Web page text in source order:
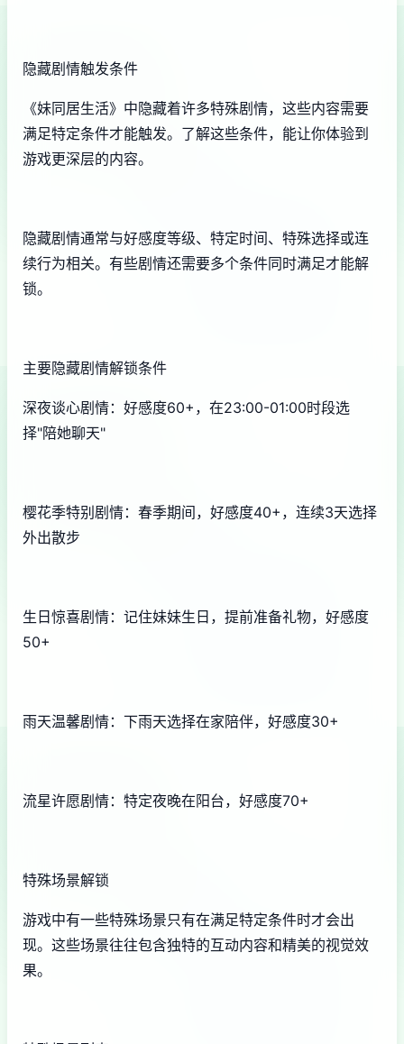
隐藏剧情触发条件
《妹同居生活》中隐藏着许多特殊剧情，这些内容需要
满足特定条件才能触发。了解这些条件，能让你体验到
游戏更深层的内容。
隐藏剧情通常与好感度等级、特定时间、特殊选择或连
续行为相关。有些剧情还需要多个条件同时满足才能解
锁。
主要隐藏剧情解锁条件
深夜谈心剧情：好感度60+，在23:00-01:00时段选
择"陪她聊天"
樱花季特别剧情：春季期间，好感度40+，连续3天选择
外出散步
生日惊喜剧情：记住妹妹生日，提前准备礼物，好感度
50+
雨天温馨剧情：下雨天选择在家陪伴，好感度30+
流星许愿剧情：特定夜晚在阳台，好感度70+
特殊场景解锁
游戏中有一些特殊场景只有在满足特定条件时才会出
现。这些场景往往包含独特的互动内容和精美的视觉效
果。